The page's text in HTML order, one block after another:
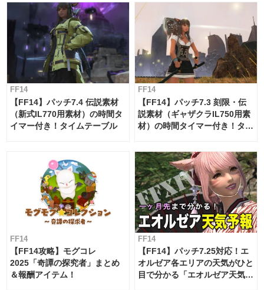
FF14
【FF14】パッチ7.4 伝説素材
（新式IL770用素材）の時間タ
イマー付き！タイムテーブル
FF14
【FF14】パッチ7.3 刻限・伝
説素材（ギャザクラIL750用素
材）の時間タイマー付き！タイ
FF14
【FF14攻略】モグコレ
2025「奇譚の探究者」まとめ
＆報酬アイテム！
FF14
【FF14】パッチ7.25対応！エ
オルゼア各エリアの天気がひと
目で分かる「エオルゼア天気予